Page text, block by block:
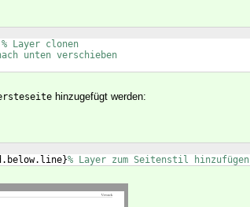
% Layer clonen
unten verschieben
hinzugefügt werden:
}% Layer zum Seitenstil hinzufügen